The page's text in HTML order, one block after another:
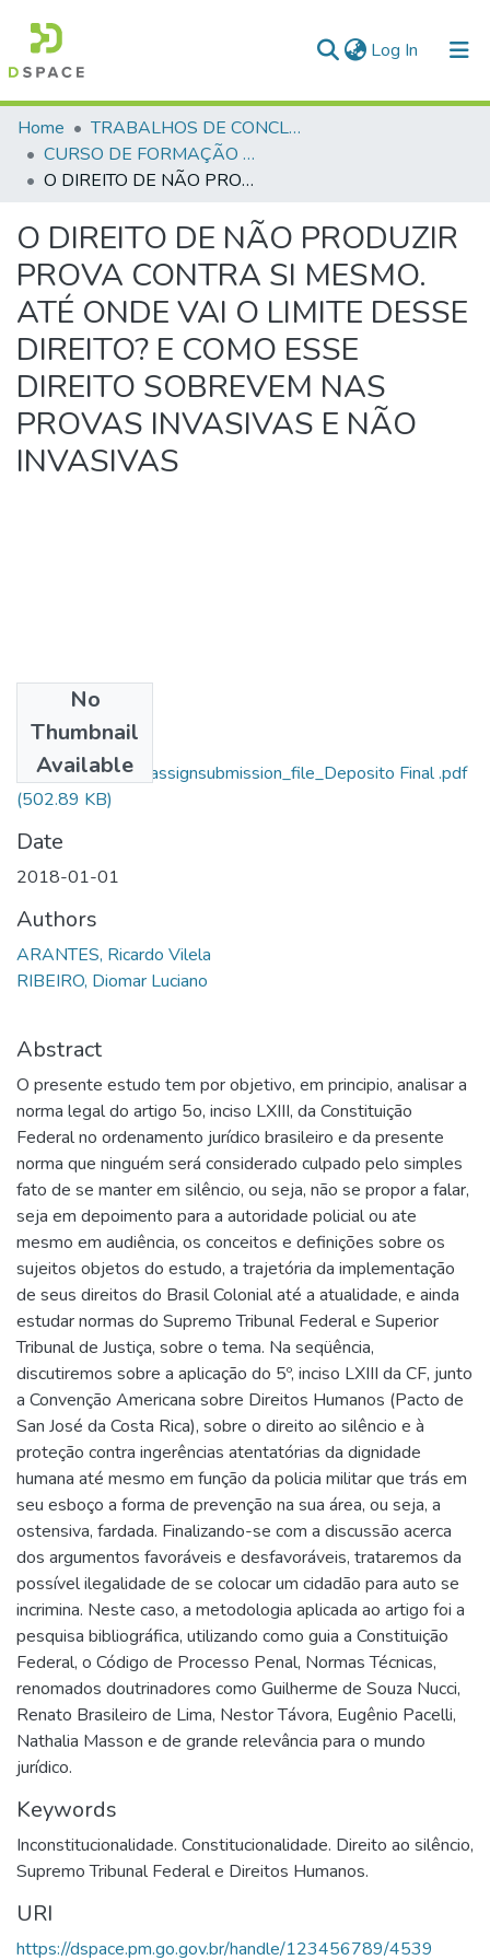
Log In (current)
Communities & Collections
All of DSpace
Home
TRABALHOS DE CONCLUSÃO DE CURSO - CFP (CURSO DE FORMAÇÃO DE PRAÇAS)
CURSO DE FORMAÇÃO DE PRAÇAS - CFP - 2018
O DIREITO DE NÃO PRODUZIR PROVA CONTRA SI MESMO. ATÉ ONDE VAI O LIMITE DESSE DIREITO? E COMO ESSE DIREITO SOBREVEM NAS PROVAS INVASIVAS E NÃO INVASIVAS
O DIREITO DE NÃO PRODUZIR
PROVA CONTRA SI MESMO.
ATÉ ONDE VAI O LIMITE DESSE
DIREITO? E COMO ESSE
DIREITO SOBREVEM NAS
PROVAS INVASIVAS E NÃO
INVASIVAS
No
Thumbnail
Available
Ricardo Vilela
Arantes_13527_assignsubmission_file_Deposito Final .pdf
(502.89 KB)
Date
2018-01-01
Authors
ARANTES, Ricardo Vilela
RIBEIRO, Diomar Luciano
Abstract
O presente estudo tem por objetivo, em principio, analisar a
norma legal do artigo 5o, inciso LXIII, da Constituição
Federal no ordenamento jurídico brasileiro e da presente
norma que ninguém será considerado culpado pelo simples
fato de se manter em silêncio, ou seja, não se propor a falar,
seja em depoimento para a autoridade policial ou ate
mesmo em audiência, os conceitos e definições sobre os
sujeitos objetos do estudo, a trajetória da implementação
de seus direitos do Brasil Colonial até a atualidade, e ainda
estudar normas do Supremo Tribunal Federal e Superior
Tribunal de Justiça, sobre o tema. Na seqüência,
discutiremos sobre a aplicação do 5º, inciso LXIII da CF, junto
a Convenção Americana sobre Direitos Humanos (Pacto de
San José da Costa Rica), sobre o direito ao silêncio e à
proteção contra ingerências atentatórias da dignidade
humana até mesmo em função da policia militar que trás em
seu esboço a forma de prevenção na sua área, ou seja, a
ostensiva, fardada. Finalizando-se com a discussão acerca
dos argumentos favoráveis e desfavoráveis, trataremos da
possível ilegalidade de se colocar um cidadão para auto se
incrimina. Neste caso, a metodologia aplicada ao artigo foi a
pesquisa bibliográfica, utilizando como guia a Constituição
Federal, o Código de Processo Penal, Normas Técnicas,
renomados doutrinadores como Guilherme de Souza Nucci,
Renato Brasileiro de Lima, Nestor Távora, Eugênio Pacelli,
Nathalia Masson e de grande relevância para o mundo
jurídico.
Keywords
Inconstitucionalidade. Constitucionalidade. Direito ao silêncio,
Supremo Tribunal Federal e Direitos Humanos.
URI
https://dspace.pm.go.gov.br/handle/123456789/4539